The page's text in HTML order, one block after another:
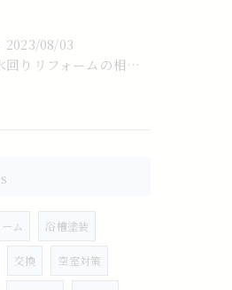
2023/08/03
水回りリフォームの相場について
ム 浴槽塗装
交換 空室対策